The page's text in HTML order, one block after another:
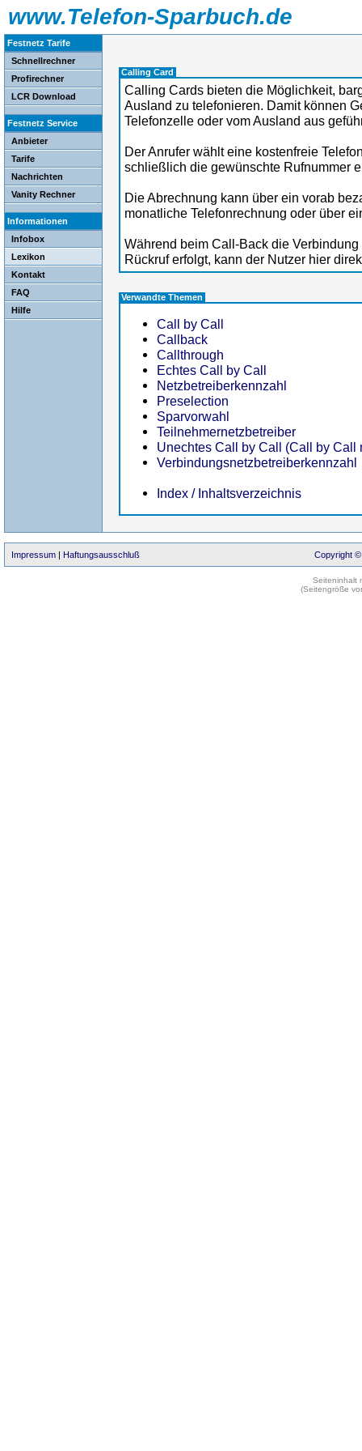
www.Telefon-Sparbuch.de
Festnetz Tarife
Schnellrechner
Profirechner
LCR Download
Festnetz Service
Anbieter
Tarife
Nachrichten
Vanity Rechner
Informationen
Infobox
Lexikon
Kontakt
FAQ
Hilfe
Calling Card
Calling Cards bieten die Möglichkeit,
Ausland zu telefonieren. Damit können
Telefonzelle oder vom Ausland aus
Der Anrufer wählt eine kostenfreie
schließlich die gewünschte Rufnummer
Die Abrechnung kann über ein vorab
monatliche Telefonrechnung oder über
Während beim Call-Back die
Rückruf erfolgt, kann der Nutzer hier
Verwandte Themen
Call by Call
Callback
Callthrough
Echtes Call by Call
Netzbetreiberkennzahl
Preselection
Sparvorwahl
Teilnehmernetzbetreiber
Unechtes Call by Call (Call by Call
Verbindungsnetzbetreiberkennzahl
Index / Inhaltsverzeichnis
Impressum | Haftungsausschluß Copyright ©
Seiteninhalt
(Seitengröße